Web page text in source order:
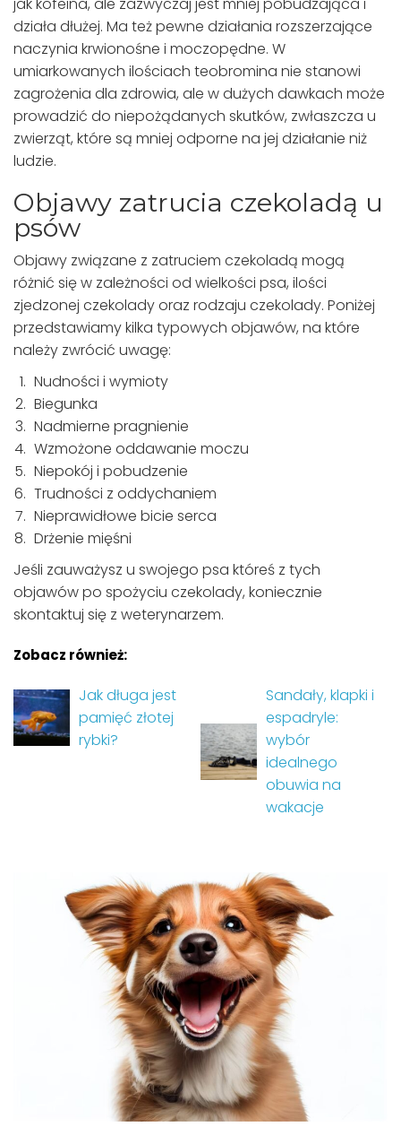
jak kofeina, ale zazwyczaj jest mniej pobudzająca i
działa dłużej. Ma też pewne działania rozszerzające
naczynia krwionośne i moczopędne. W
umiarkowanych ilościach teobromina nie stanowi
zagrożenia dla zdrowia, ale w dużych dawkach może
prowadzić do niepożądanych skutków, zwłaszcza u
zwierząt, które są mniej odporne na jej działanie niż
ludzie.
Objawy zatrucia czekoladą u
psów
Objawy związane z zatruciem czekoladą mogą
różnić się w zależności od wielkości psa, ilości
zjedzonej czekolady oraz rodzaju czekolady. Poniżej
przedstawiamy kilka typowych objawów, na które
należy zwrócić uwagę:
Nudności i wymioty
Biegunka
Nadmierne pragnienie
Wzmożone oddawanie moczu
Niepokój i pobudzenie
Trudności z oddychaniem
Nieprawidłowe bicie serca
Drżenie mięśni
Jeśli zauważysz u swojego psa któreś z tych
objawów po spożyciu czekolady, koniecznie
skontaktuj się z weterynarzem.
Zobacz również:
Jak długa jest
pamięć złotej
rybki?
Sandały, klapki i
espadryle:
wybór
idealnego
obuwia na
wakacje